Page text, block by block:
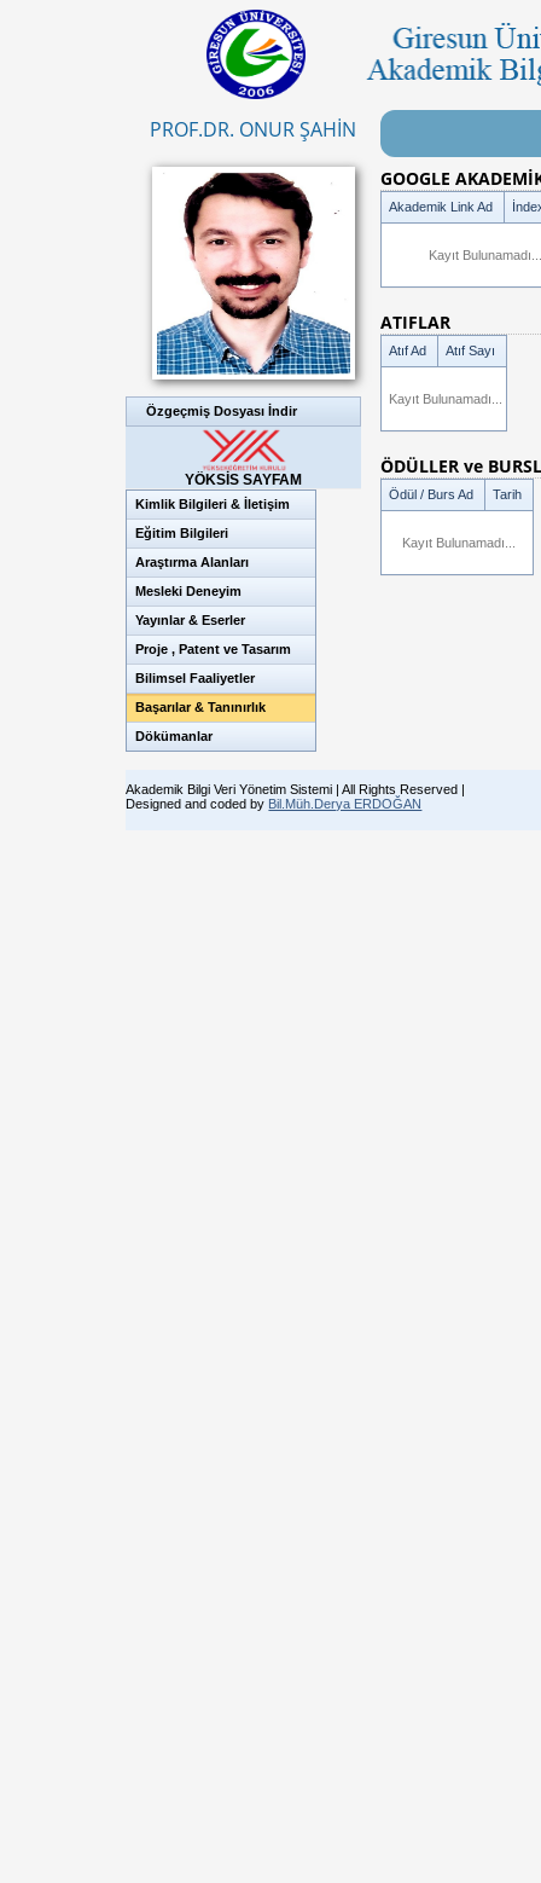
PROF.DR. ONUR ŞAHİN
Özgeçmiş Dosyası İndir
YÖKSİS SAYFAM
Kimlik Bilgileri & İletişim
Eğitim Bilgileri
Araştırma Alanları
Mesleki Deneyim
Yayınlar & Eserler
Proje , Patent ve Tasarım
Bilimsel Faaliyetler
Başarılar & Tanınırlık
Dökümanlar
GOOGLE
Akademik Link Ad
Kayıt Bulunamadı...
ATIFLAR
Atıf Ad Atıf Sayı
Kayıt Bulunamadı...
ÖDÜLLER ve
Ödül / Burs Ad Tarih
Kayıt Bulunamadı...
Akademik Bilgi Veri Yönetim Sistemi | All Rights Reserved |
Designed and coded by Bil.Müh.Derya ERDOĞAN